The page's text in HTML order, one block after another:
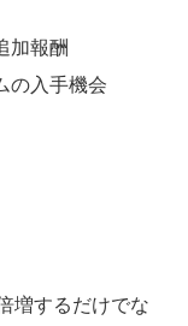
加報酬
の入手機会
増するだけでな